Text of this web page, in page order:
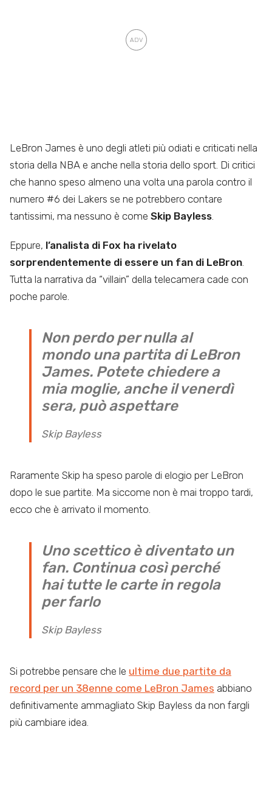
LeBron James è uno degli atleti più odiati e criticati nella
storia della NBA e anche nella storia dello sport. Di critici
che hanno speso almeno una volta una parola contro il
numero #6 dei Lakers se ne potrebbero contare
tantissimi, ma nessuno è come Skip Bayless
Eppure, l’analista di Fox ha rivelato
sorprendentemente di essere un fan di LeBron.
Tutta la narrativa da “villain” della telecamera cade con
poche parole.
Non perdo per nulla al
mondo una partita di LeBron
James. Potete chiedere a
mia moglie, anche il venerdì
sera, può aspettare
Skip Bayless
Raramente Skip ha speso parole di elogio per LeBron
dopo le sue partite. Ma siccome non è mai troppo tardi,
ecco che è arrivato il momento.
Uno scettico è diventato un
fan. Continua così perché
hai tutte le carte in regola
per farlo
Skip Bayless
Si potrebbe pensare che le ultime due partite da
record per un 38enne come LeBron James abbiano
definitivamente ammagliato Skip Bayless da non fargli
più cambiare idea.